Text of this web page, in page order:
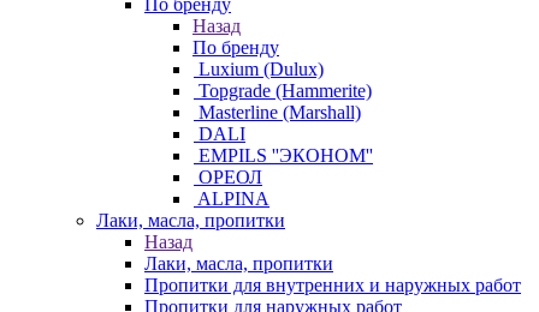
По бренду
Назад
По бренду
Luxium (Dulux)
Topgrade (Hammerite)
Masterline (Marshall)
DALI
EMPILS ''ЭКОНОМ''
ОРЕОЛ
ALPINA
Лаки, масла, пропитки
Назад
Лаки, масла, пропитки
Пропитки для внутренних и наружных работ
Пропитки для наружных работ